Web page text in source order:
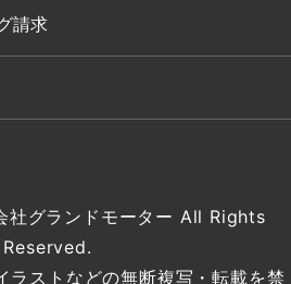
請求
グランドモーター All Rights
Reserved.
ラストなどの無断複写・転載を禁